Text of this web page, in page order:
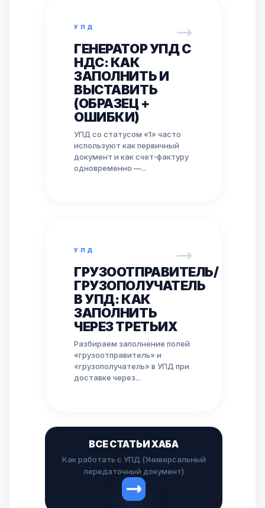
УПД
ГЕНЕРАТОР УПД С
НДС: КАК
ЗАПОЛНИТЬ И
ВЫСТАВИТЬ
(ОБРАЗЕЦ +
ОШИБКИ)
УПД со статусом «1» часто
используют как первичный
документ и как счет‑фактуру
одновременно —...
УПД
ГРУЗООТПРАВИТЕЛЬ/
ГРУЗОПОЛУЧАТЕЛЬ
В УПД: КАК
ЗАПОЛНИТЬ
ЧЕРЕЗ ТРЕТЬИХ
Разбираем заполнение полей
«грузоотправитель» и
«грузополучатель» в УПД при
доставке через...
ВСЕ СТАТЬИ ХАБА
Как работать с УПД (Универсальный
передаточный документ)